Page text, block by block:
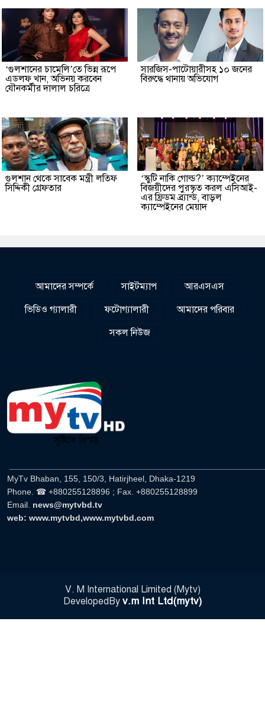
‘গুলশানের চামেলি’তে ভিন্ন রূপে
এডলফ খান, অভিনয় করবেন
যৌনকর্মীর দালাল চরিত্রে
সারজিস-পাটোয়ারীসহ ১০ জনের
বিরুদ্ধে থানায় অভিযোগ
গুলশান থেকে সাবেক মন্ত্রী লতিফ
সিদ্দিকী গ্রেফতার
‘স্কুটি নাকি গোল্ড?’ ক্যাম্পেইনের
বিজয়ীদের পুরস্কৃত করল এসিআই-
এর ফ্রিডম ব্র্যান্ড, বাড়ল
ক্যাম্পেইনের মেয়াদ
আমাদের সম্পর্কে সাইটম্যাপ
আরএসএস
ভিডিও গ্যালারী
ফটোগ্যালারী
আমাদের পরিবার
সকল নিউজ
MyTv Bhaban, 155, 150/3, Hatirjheel, Dhaka-1219
Phone. ☎ +880255128896 ; Fax. +880255128899
Email. news@mytvbd.tv
web: www.mytvbd,www.mytvbd.com
V. M International Limited (Mytv)
DevelopedBy v.m Int Ltd(mytv)